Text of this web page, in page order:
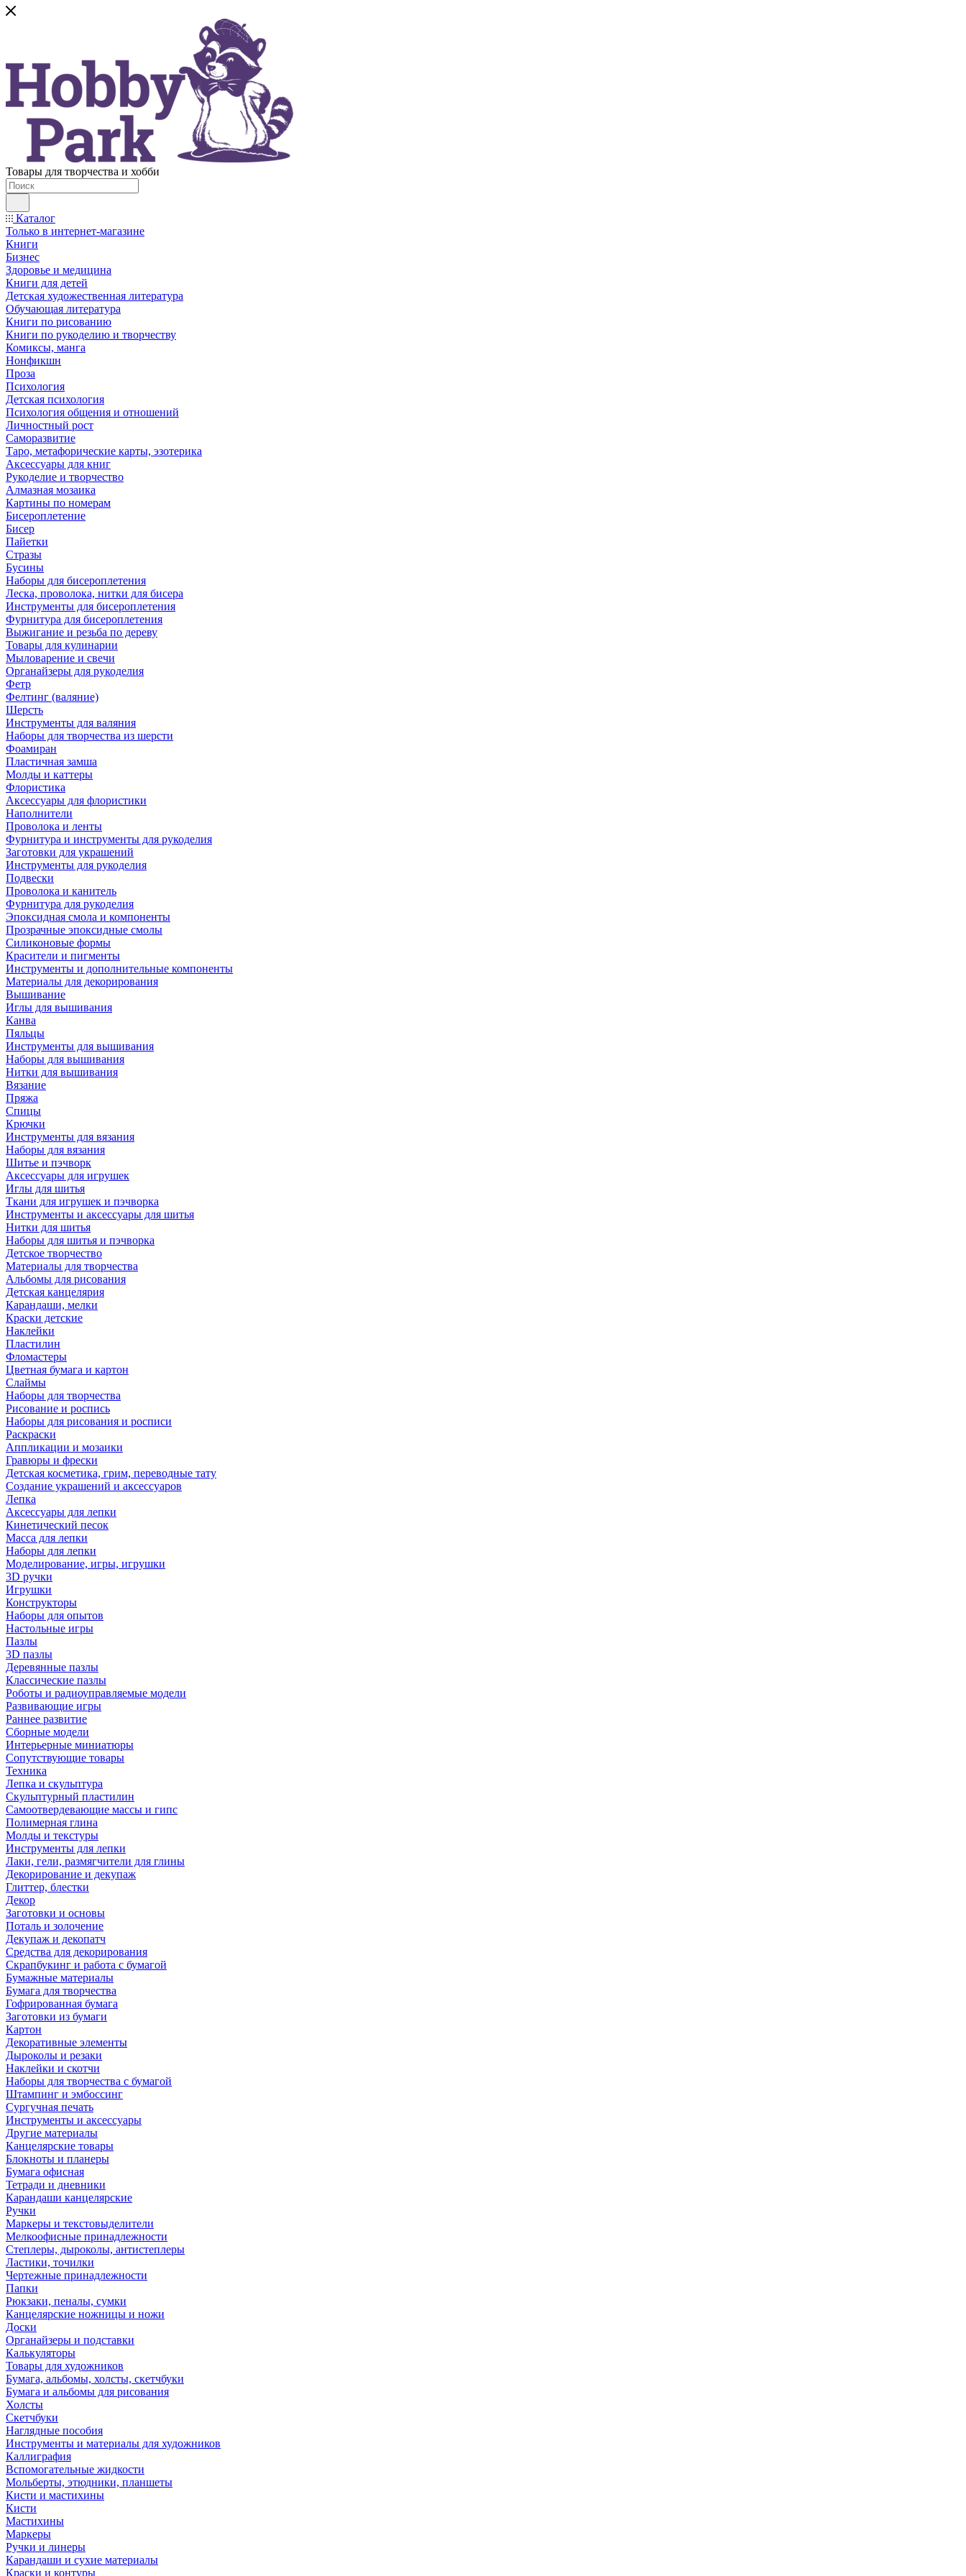
Товары для творчества и хобби
Каталог
Только в интернет-магазине
Книги
Бизнес
Здоровье и медицина
Книги для детей
Детская художественная литература
Обучающая литература
Книги по рисованию
Книги по рукоделию и творчеству
Комиксы, манга
Нонфикшн
Проза
Психология
Детская психология
Психология общения и отношений
Личностный рост
Саморазвитие
Таро, метафорические карты, эзотерика
Аксессуары для книг
Рукоделие и творчество
Алмазная мозаика
Картины по номерам
Бисероплетение
Бисер
Пайетки
Стразы
Бусины
Наборы для бисероплетения
Леска, проволока, нитки для бисера
Инструменты для бисероплетения
Фурнитура для бисероплетения
Выжигание и резьба по дереву
Товары для кулинарии
Мыловарение и свечи
Органайзеры для рукоделия
Фетр
Фелтинг (валяние)
Шерсть
Инструменты для валяния
Наборы для творчества из шерсти
Фоамиран
Пластичная замша
Молды и каттеры
Флористика
Аксессуары для флористики
Наполнители
Проволока и ленты
Фурнитура и инструменты для рукоделия
Заготовки для украшений
Инструменты для рукоделия
Подвески
Проволока и канитель
Фурнитура для рукоделия
Эпоксидная смола и компоненты
Прозрачные эпоксидные смолы
Силиконовые формы
Красители и пигменты
Инструменты и дополнительные компоненты
Материалы для декорирования
Вышивание
Иглы для вышивания
Канва
Пяльцы
Инструменты для вышивания
Наборы для вышивания
Нитки для вышивания
Вязание
Пряжа
Спицы
Крючки
Инструменты для вязания
Наборы для вязания
Шитье и пэчворк
Аксессуары для игрушек
Иглы для шитья
Ткани для игрушек и пэчворка
Инструменты и аксессуары для шитья
Нитки для шитья
Наборы для шитья и пэчворка
Детское творчество
Материалы для творчества
Альбомы для рисования
Детская канцелярия
Карандаши, мелки
Краски детские
Наклейки
Пластилин
Фломастеры
Цветная бумага и картон
Слаймы
Наборы для творчества
Рисование и роспись
Наборы для рисования и росписи
Раскраски
Аппликации и мозаики
Гравюры и фрески
Детская косметика, грим, переводные тату
Создание украшений и аксессуаров
Лепка
Аксессуары для лепки
Кинетический песок
Масса для лепки
Наборы для лепки
Моделирование, игры, игрушки
3D ручки
Игрушки
Конструкторы
Наборы для опытов
Настольные игры
Пазлы
3D пазлы
Деревянные пазлы
Классические пазлы
Роботы и радиоуправляемые модели
Развивающие игры
Раннее развитие
Сборные модели
Интерьерные миниатюры
Сопутствующие товары
Техника
Лепка и скульптура
Скульптурный пластилин
Самоотвердевающие массы и гипс
Полимерная глина
Молды и текстуры
Инструменты для лепки
Лаки, гели, размягчители для глины
Декорирование и декупаж
Глиттер, блестки
Декор
Заготовки и основы
Поталь и золочение
Декупаж и декопатч
Средства для декорирования
Скрапбукинг и работа с бумагой
Бумажные материалы
Бумага для творчества
Гофрированная бумага
Заготовки из бумаги
Картон
Декоративные элементы
Дыроколы и резаки
Наклейки и скотчи
Наборы для творчества с бумагой
Штампинг и эмбоссинг
Сургучная печать
Инструменты и аксессуары
Другие материалы
Канцелярские товары
Блокноты и планеры
Бумага офисная
Тетради и дневники
Карандаши канцелярские
Ручки
Маркеры и текстовыделители
Мелкоофисные принадлежности
Степлеры, дыроколы, антистеплеры
Ластики, точилки
Чертежные принадлежности
Папки
Рюкзаки, пеналы, сумки
Канцелярские ножницы и ножи
Доски
Органайзеры и подставки
Калькуляторы
Товары для художников
Бумага, альбомы, холсты, скетчбуки
Бумага и альбомы для рисования
Холсты
Скетчбуки
Наглядные пособия
Инструменты и материалы для художников
Каллиграфия
Вспомогательные жидкости
Мольберты, этюдники, планшеты
Кисти и мастихины
Кисти
Мастихины
Маркеры
Ручки и линеры
Карандаши и сухие материалы
Краски и контуры